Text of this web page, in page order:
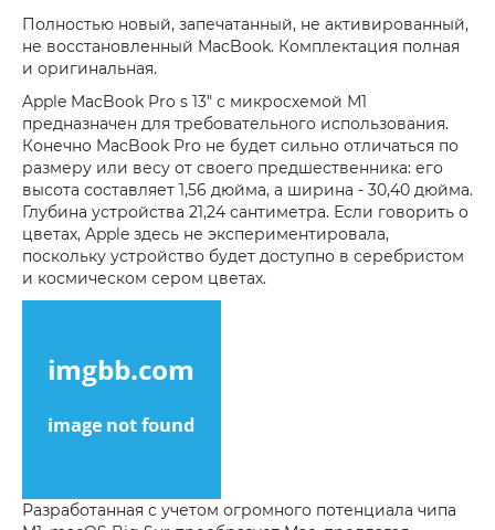
Полностью новый, запечатанный, не активированный,
не восстановленный MacBook. Комплектация полная
и оригинальная.
Apple MacBook Pro s 13" с микросхемой М1
предназначен для требовательного использования.
Конечно MacBook Pro не будет сильно отличаться по
размеру или весу от своего предшественника: его
высота составляет 1,56 дюйма, а ширина - 30,40 дюйма.
Глубина устройства 21,24 сантиметра. Если говорить о
цветах, Apple здесь не экспериментировала,
поскольку устройство будет доступно в серебристом
и космическом сером цветах.
Разработанная с учетом огромного потенциала чипа